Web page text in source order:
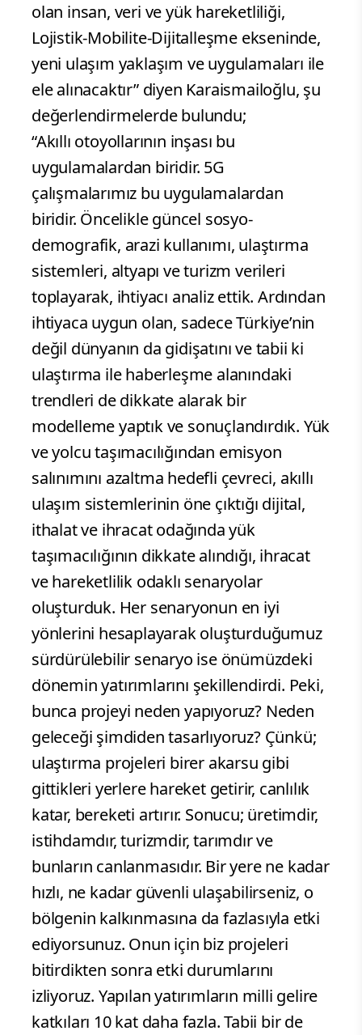
olan insan, veri ve yük hareketliliği,
Lojistik-Mobilite-Dijitalleşme ekseninde,
yeni ulaşım yaklaşım ve uygulamaları ile
ele alınacaktır” diyen Karaismailoğlu, şu
değerlendirmelerde bulundu;
“Akıllı otoyollarının inşası bu
uygulamalardan biridir. 5G
çalışmalarımız bu uygulamalardan
biridir. Öncelikle güncel sosyo-
demografik, arazi kullanımı, ulaştırma
sistemleri, altyapı ve turizm verileri
toplayarak, ihtiyacı analiz ettik. Ardından
ihtiyaca uygun olan, sadece Türkiye’nin
değil dünyanın da gidişatını ve tabii ki
ulaştırma ile haberleşme alanındaki
trendleri de dikkate alarak bir
modelleme yaptık ve sonuçlandırdık. Yük
ve yolcu taşımacılığından emisyon
salınımını azaltma hedefli çevreci, akıllı
ulaşım sistemlerinin öne çıktığı dijital,
ithalat ve ihracat odağında yük
taşımacılığının dikkate alındığı, ihracat
ve hareketlilik odaklı senaryolar
oluşturduk. Her senaryonun en iyi
yönlerini hesaplayarak oluşturduğumuz
sürdürülebilir senaryo ise önümüzdeki
dönemin yatırımlarını şekillendirdi. Peki,
bunca projeyi neden yapıyoruz? Neden
geleceği şimdiden tasarlıyoruz? Çünkü;
ulaştırma projeleri birer akarsu gibi
gittikleri yerlere hareket getirir, canlılık
katar, bereketi artırır. Sonucu; üretimdir,
istihdamdır, turizmdir, tarımdır ve
bunların canlanmasıdır. Bir yere ne kadar
hızlı, ne kadar güvenli ulaşabilirseniz, o
bölgenin kalkınmasına da fazlasıyla etki
ediyorsunuz. Onun için biz projeleri
bitirdikten sonra etki durumlarını
izliyoruz. Yapılan yatırımların milli gelire
katkıları 10 kat daha fazla. Tabii bir de